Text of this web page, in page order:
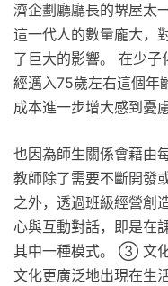
濟企劃廳廳長的堺屋太
這一代人的數量龐大，
了巨大的影響。 在少
經邁入75歲左右這個年
成本進一步增大感到憂慮
也因為師生關係會藉由
教師除了需要不斷開發
之外，透過班級經營創
心與互動對話，即是在
其中一種模式。 ③ 文化
文化更廣泛地出現在生